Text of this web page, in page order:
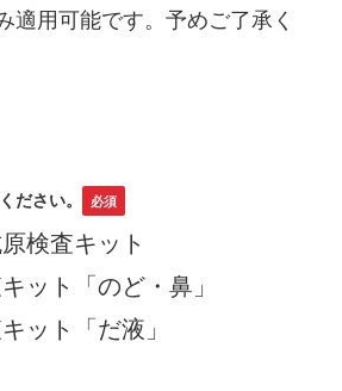
適用可能です。予めご了承く
ださい。
検査キット
ット「のど・鼻」
ット「だ液」